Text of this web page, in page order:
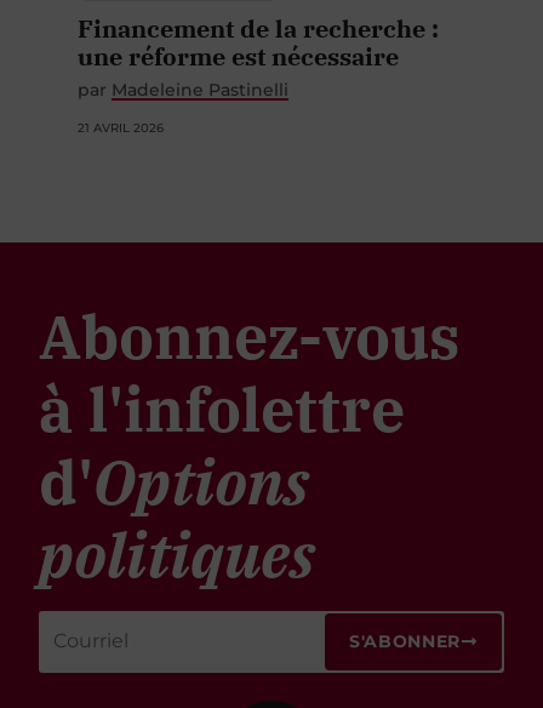
Financement de la recherche :
une réforme est nécessaire
par Madeleine Pastinelli
21 AVRIL 2026
Abonnez-vous
à l'infolettre
d'Options
politiques
S'ABONNER